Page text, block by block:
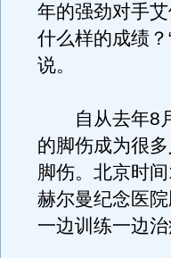
年的强劲对手
什么样的成绩
说。
自从去年8月
的脚伤成为很
脚伤。北京时
赫尔曼纪念医
一边训练一边治